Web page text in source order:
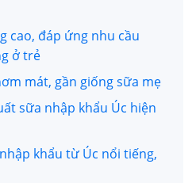
cao, đáp ứng nhu cầu
ở trẻ
mát, gần giống sữa mẹ
sữa nhập khẩu Úc hiện
khẩu từ Úc nổi tiếng,